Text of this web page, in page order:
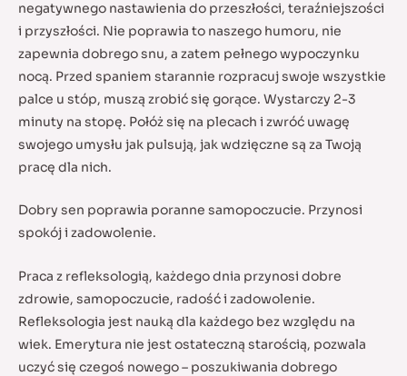
negatywnego nastawienia do przeszłości, teraźniejszości
i przyszłości. Nie poprawia to naszego humoru, nie
zapewnia dobrego snu, a zatem pełnego wypoczynku
nocą. Przed spaniem starannie rozpracuj swoje wszystkie
palce u stóp, muszą zrobić się gorące. Wystarczy 2-3
minuty na stopę. Połóż się na plecach i zwróć uwagę
swojego umysłu jak pulsują, jak wdzięczne są za Twoją
pracę dla nich.
Dobry sen poprawia poranne samopoczucie. Przynosi
spokój i zadowolenie.
Praca z refleksologią, każdego dnia przynosi dobre
zdrowie, samopoczucie, radość i zadowolenie.
Refleksologia jest nauką dla każdego bez względu na
wiek. Emerytura nie jest ostateczną starością, pozwala
uczyć się czegoś nowego – poszukiwania dobrego